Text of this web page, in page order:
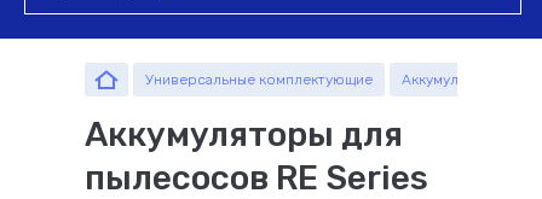
Обратный звонок
Пн-Пт:
09.00 - 19.00
заказов по
телефону
Пн-Пт:
09.00 - 19.00
товара из
офиса
Запчасти
Универсальные комплектующие Аккумуляторы для
Аккумуляторы для
пылесосов RE Series